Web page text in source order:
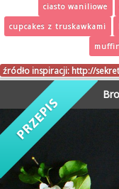
ciasto waniliowe
cupcakes z truskawkami
źródło inspiracji: http://